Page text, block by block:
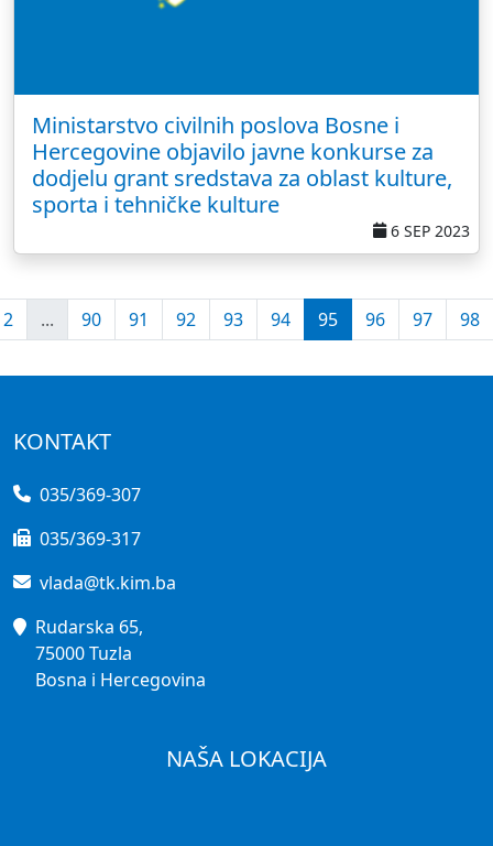
Ministarstvo civilnih poslova Bosne i
Hercegovine objavilo javne konkurse za
dodjelu grant sredstava za oblast kulture,
sporta i tehničke kulture
6 SEP 2023
2 ... 90 91 92 93 94 95 96 97 98
KONTAKT
035/369-307
035/369-317
vlada@tk.kim.ba
Rudarska 65,
75000 Tuzla
Bosna i Hercegovina
NAŠA LOKACIJA